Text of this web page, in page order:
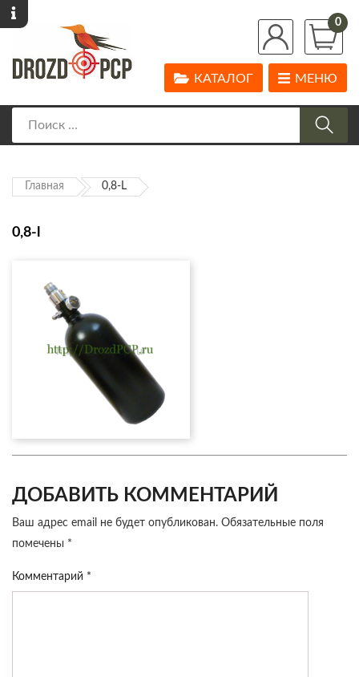
0
МЕНЮ
КАТАЛОГ
Главная 0,8-L
0,8-l
ДОБАВИТЬ КОММЕНТАРИЙ
Ваш адрес email не будет опубликован. Обязательные поля
помечены *
Комментарий *